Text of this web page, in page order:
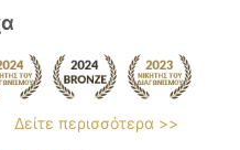
Δείτε περισσότερα >>